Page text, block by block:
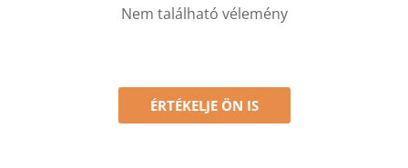
Nem található vélemény
ÉRTÉKELJE ÖN IS